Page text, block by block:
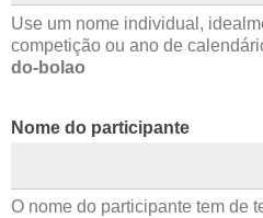
Use um nome individual,
competição ou ano de
do-bolao
Nome do participante
O nome do participante tem de